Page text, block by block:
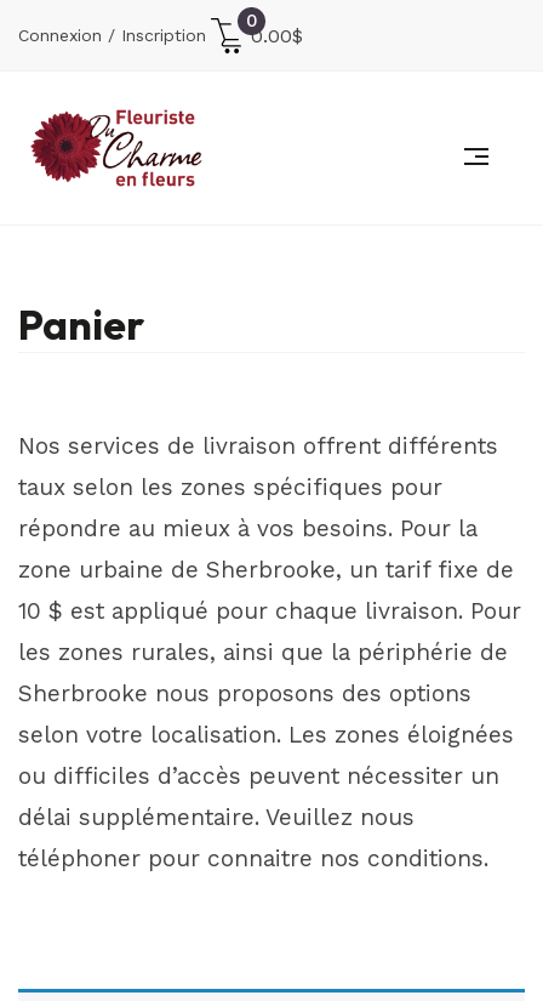
Connexion / Inscription
0
0.00$
Panier
Nos services de livraison offrent différents
taux selon les zones spécifiques pour
répondre au mieux à vos besoins. Pour la
zone urbaine de Sherbrooke, un tarif fixe de
10 $ est appliqué pour chaque livraison. Pour
les zones rurales, ainsi que la périphérie de
Sherbrooke nous proposons des options
selon votre localisation. Les zones éloignées
ou difficiles d’accès peuvent nécessiter un
délai supplémentaire. Veuillez nous
téléphoner pour connaitre nos conditions.